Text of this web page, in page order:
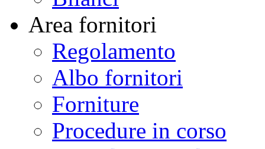
Area fornitori
Regolamento
Albo fornitori
Forniture
Procedure in corso